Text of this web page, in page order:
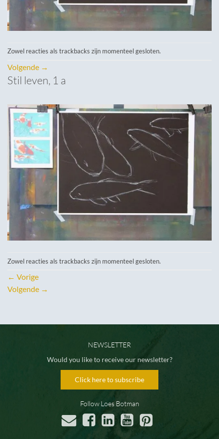
Zowel reacties als trackbacks zijn momenteel gesloten.
Volgende →
Stil leven, 1 a
Zowel reacties als trackbacks zijn momenteel gesloten.
← Vorige
Volgende →
NEWSLETTER
Would you like to receive our newsletter?
Click here to subscribe
Follow Loes Botman